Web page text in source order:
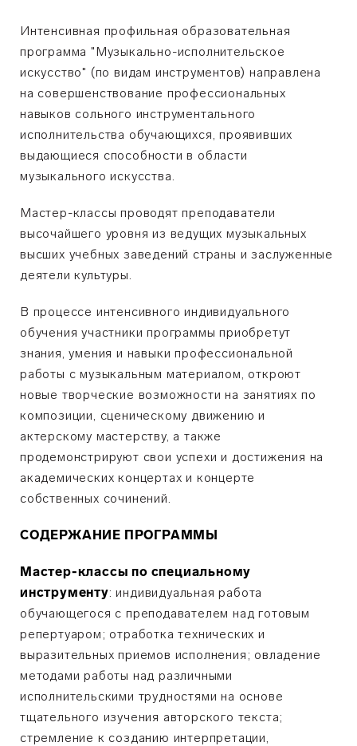
Интенсивная профильная образовательная
программа "Музыкально-исполнительское
искусство" (по видам инструментов) направлена
на совершенствование профессиональных
навыков сольного инструментального
исполнительства обучающихся,проявивших
выдающиеся способности в области
музыкального искусства.
Мастер-классы проводят преподаватели
высочайшего уровня из ведущих музыкальных
высших учебных заведений страны и заслуженные
деятели культуры.
В процессе интенсивного индивидуального
обучения участники программы приобретут
знания, умения и навыки профессиональной
работы с музыкальным материалом, откроют
новые творческие возможности на занятиях по
композиции, сценическому движению и
актерскому мастерству, а также
продемонстрируют свои успехи и достижения на
академических концертах и концерте
собственных сочинений.
СОДЕРЖАНИЕ ПРОГРАММЫ
Мастер-классы по специальному
инструменту: индивидуальная работа
обучающегося с преподавателем над готовым
репертуаром; отработка технических и
выразительных приемов исполнения; овладение
методами работы над различными
исполнительскими трудностями на основе
тщательного изучения авторского текста;
стремление к созданию интерпретации,